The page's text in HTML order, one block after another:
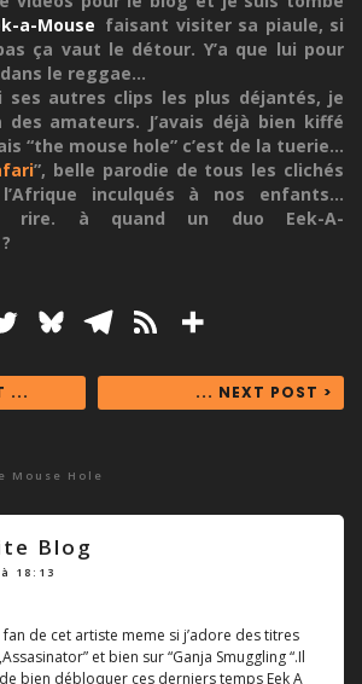
a-Mouse faisant visiter sa piaule, si
ça vaut le détour. Y’a que lui pour
le reggae...
ses autres clips les plus déjantés, je
des amateurs. J’avais déjà bien kiffé
“the mouse hole” c’est de la tuerie...
”, belle parodie de tous les clichés
inculqués à nos enfants...
rire. à quand un duo Eek-A-
... ... NEXT POST >
Mouse Hole
Blog
18:13
de cet artiste meme si j’adore des titres
et bien sur “Ganja Smuggling “.Il
bien débloquer ces derniers temps Eek A